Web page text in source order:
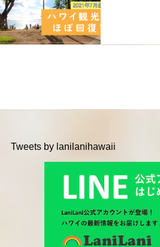
Tweets by lanilanihawaii